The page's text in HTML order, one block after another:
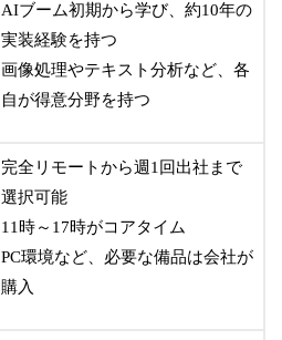
AIブーム初期から学び、約10年の
実装経験を持つ
画像処理やテキスト分析など、各
自が得意分野を持つ
完全リモートから週1回出社まで
選択可能
11時～17時がコアタイム
PC環境など、必要な備品は会社が
購入